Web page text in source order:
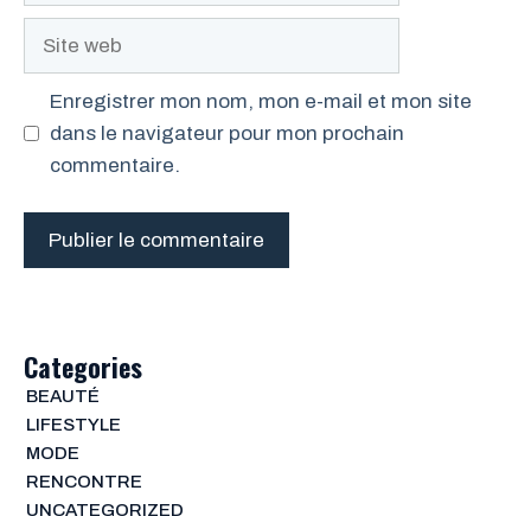
Site
Enregistrer mon nom, mon e-mail et mon site
dans le navigateur pour mon prochain
commentaire.
Categories
BEAUTÉ
LIFESTYLE
MODE
RENCONTRE
UNCATEGORIZED